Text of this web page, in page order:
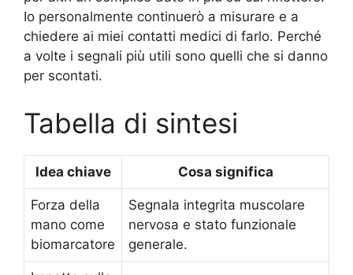
Io personalmente continuerò a misurare e a
chiedere ai miei contatti medici di farlo. Perché
a volte i segnali più utili sono quelli che si danno
per scontati.
Tabella di sintesi
Idea chiave Cosa significa
Forza della
mano come
biomarcatore
Segnala integrita muscolare
nervosa e stato funzionale
generale.